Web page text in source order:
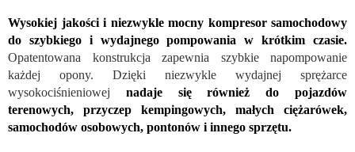
Wysokiej jakości i niezwykle mocny kompresor samochodowy
do szybkiego i wydajnego pompowania w krótkim czasie.
Opatentowana konstrukcja zapewnia szybkie napompowanie
każdej opony. Dzięki niezwykle wydajnej sprężarce
wysokociśnieniowej nadaje się również do pojazdów
terenowych, przyczep kempingowych, małych ciężarówek,
samochodów osobowych, pontonów i innego sprzętu.